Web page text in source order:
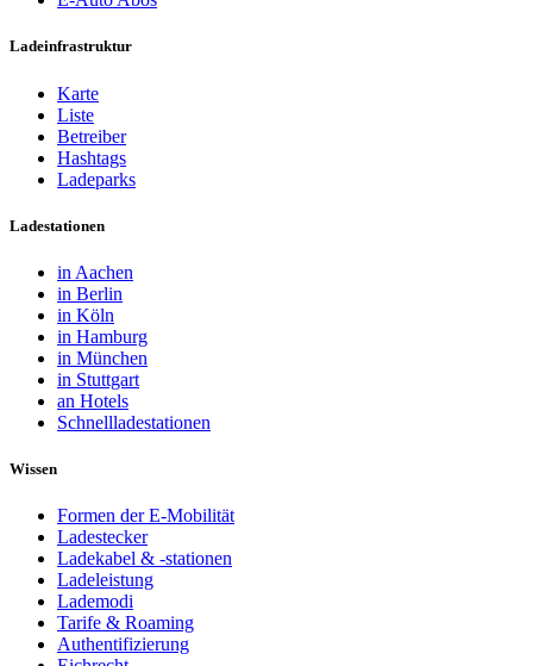
Ladeinfrastruktur
Karte
Liste
Betreiber
Hashtags
Ladeparks
Ladestationen
in Aachen
in Berlin
in Köln
in Hamburg
in München
in Stuttgart
an Hotels
Schnellladestationen
Wissen
Formen der E-Mobilität
Ladestecker
Ladekabel & -stationen
Ladeleistung
Lademodi
Tarife & Roaming
Authentifizierung